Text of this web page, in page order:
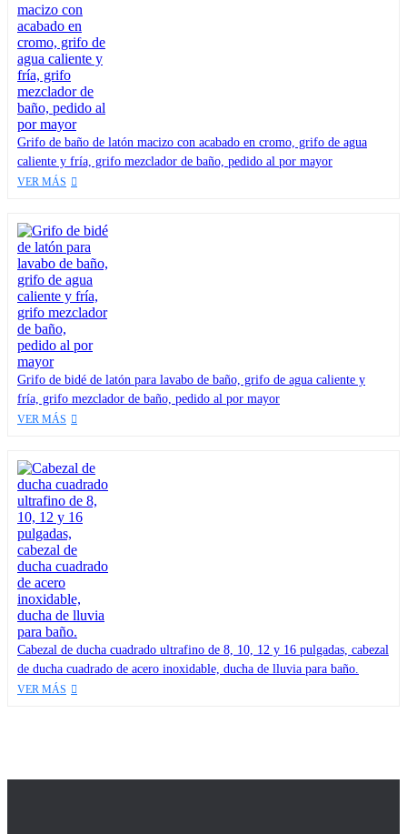
Grifo de baño de latón macizo con acabado en cromo, grifo de agua
caliente y fría, grifo mezclador de baño, pedido al por mayor
VER MÁS
Grifo de bidé de latón para lavabo de baño, grifo de agua caliente y
fría, grifo mezclador de baño, pedido al por mayor
VER MÁS
Cabezal de ducha cuadrado ultrafino de 8, 10, 12 y 16 pulgadas, cabezal
de ducha cuadrado de acero inoxidable, ducha de lluvia para baño.
VER MÁS